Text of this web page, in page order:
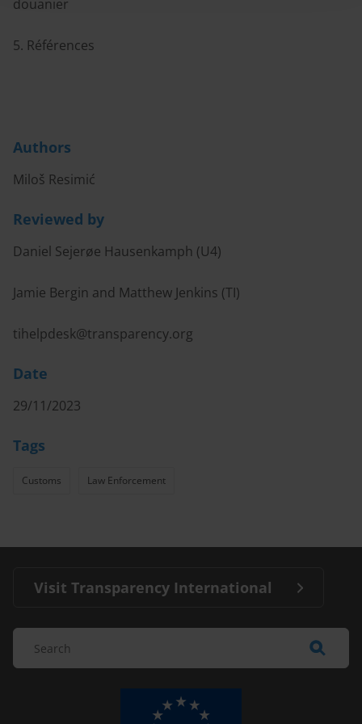
douanier
5. Références
Authors
Miloš Resimić
Reviewed by
Daniel Sejerøe Hausenkamph (U4)
Jamie Bergin and Matthew Jenkins (TI)
tihelpdesk@transparency.org
Date
29/11/2023
Tags
Customs Law Enforcement
Visit Transparency International